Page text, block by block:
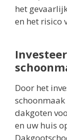
het
en het risico
Door het
dakgoten
en uw huis